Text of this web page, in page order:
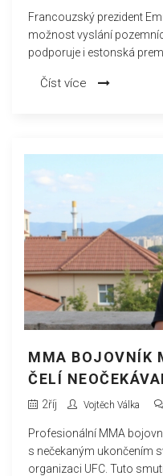
Francouzský prezident
možnost vyslání
podporuje i estonská
jak posílit Ukrajinu proti
Číst více
MMA BOJOVNÍK
ČELÍ
V UFC
2říj Vojtěch Válka
Profesionální MMA
s nečekaným ukončením
organizaci UFC. Tuto